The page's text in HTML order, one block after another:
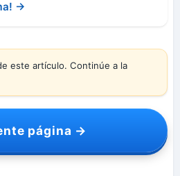
→
este artículo. Continúe a la
página →